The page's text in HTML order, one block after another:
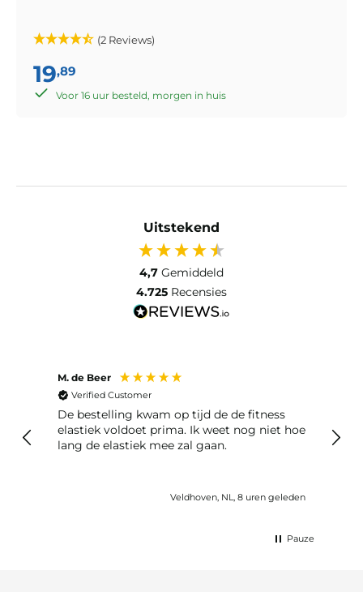
(2 Reviews)
19,89
Voor 16 uur besteld, morgen in huis
Uitstekend
4,7 Gemiddeld
4.725 Recensies
M. de Beer
Verified Customer
De bestelling kwam op tijd de de fitness
elastiek voldoet prima. Ik weet nog niet hoe
lang de elastiek mee zal gaan.
Veldhoven, NL, 8 uren geleden
Pauze